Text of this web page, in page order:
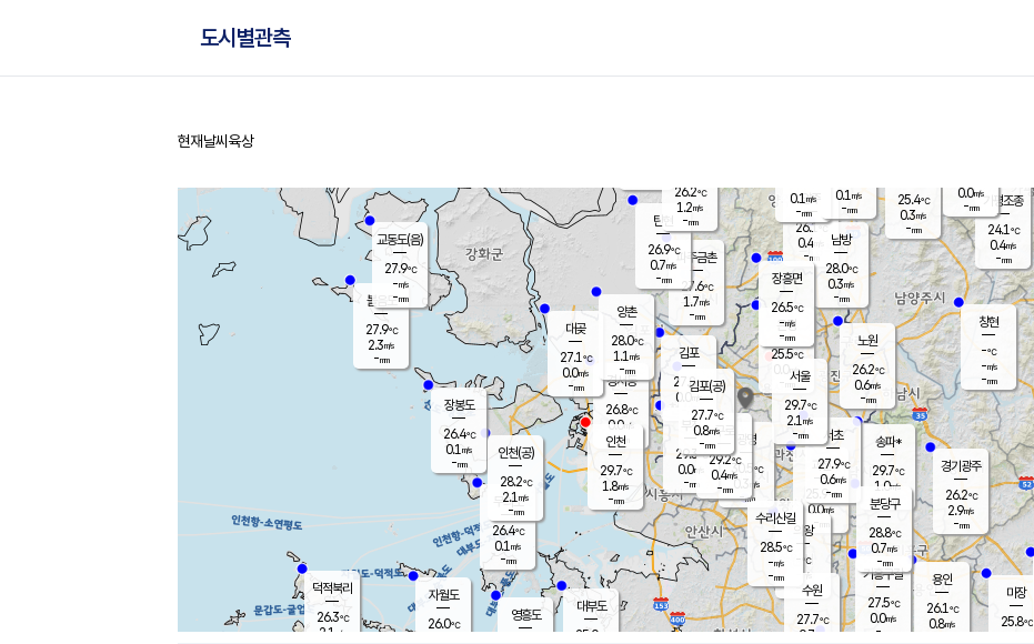
도시별관측
홈
현재날씨 육상
무의도
26.4℃
0.1 m/s
-mm
영흥도
볼음도
27.9℃
2.3m/s
-mm
자월도
26.0℃
양주
26.1℃
0.4
-mm
과천
25.9℃
0.0m/s
- mm
장봉도
26.4℃
0.1 m/s
-mm
용인
26.1℃
0.8m/s
경기광주
26.2℃
2.9m/s
-mm
대부도
25.0
경서동
26.8℃
0.0m/s
-mm
파주금촌
27.6℃
1.7m/s
-mm
가평조종
24.1℃
0.4m/s
-mm
25.4℃
0.3m/s
-mm
대곶
27.1℃
0.0m/s
-mm
창현
-℃
-m/s
-mm
탄현
26.9℃
0.7m/s
-mm
0.0m/s
-mm
마장
25.8℃
의왕
- ℃
m/s
mm
김포
27.8℃
0.0 m/s
mm
광명
30.5 ℃
0.3 m/s
-mm
부천
29.3℃
0.0m/s
-mm
양촌
28.0℃
1.1 m/s
-mm
구로
29.2℃
0.4m/s
-mm
은평
25.5℃
0.0 m/s
- mm
노원
26.2℃
0.6m/s
-mm
송파*
29.7℃
1.0m/s
-mm
서초
27.9℃
0.6m/s
-mm
남방
28.0℃
0.3m/s
-mm
기흥구갈
27.5℃
0.0m/s
-
수리산길
28.5℃
-m/s
-mm
분당구
28.8℃
0.7m/s
-mm
장흥면
26.5℃
-m/s
-mm
0.1 m/s
-mm
덕적북리
26.3℃
2.1 m/s
인천(공)
28.2℃
2.1 m/s
-mm
김포(공)
27.7℃
0.8m/s
-mm
교동도(음)
27.9℃
-m/s
-mm
수원
27.7℃
0.7 m/s
인천
29.7℃
1.8m/s
-mm
서울
29.7℃
2.1 m/s
-mm
26.2℃
1.2m/s
-mm
0.1 m/s
-mm